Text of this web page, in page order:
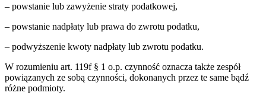
– powstanie lub zawyżenie straty podatkowej,
– powstanie nadpłaty lub prawa do zwrotu podatku,
– podwyższenie kwoty nadpłaty lub zwrotu podatku.
W rozumieniu art. 119f § 1 o.p. czynność oznacza także zespół
powiązanych ze sobą czynności, dokonanych przez te same bądź
różne podmioty.